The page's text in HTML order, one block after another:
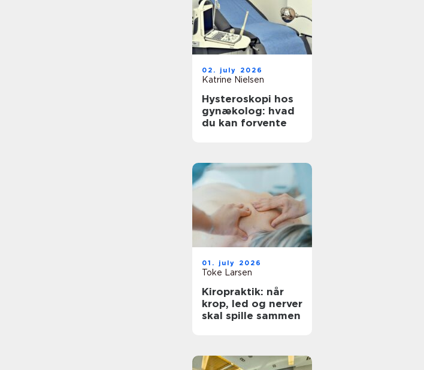
02. july 2026
Katrine Nielsen
Hysteroskopi hos
gynækolog: hvad
du kan forvente
01. july 2026
Toke Larsen
Kiropraktik: når
krop, led og nerver
skal spille sammen